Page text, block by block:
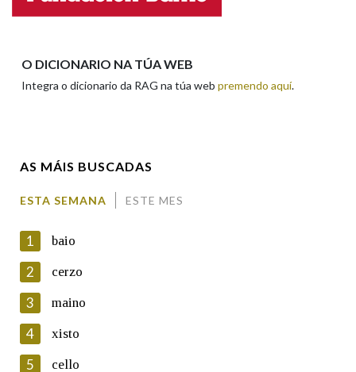
En cumprimento da normativa vixente en materia de
Protección de Datos de Carácter Persoal, a Real Academia
Galega informa a aqueles usuarios que faciliten o seu correo
electrónico, así como calquera outra información de carácter
O DICIONARIO NA TÚA WEB
Integra o dicionario da RAG na túa web premendo aquí.
AS MÁIS BUSCADAS
ESTA SEMANA ESTE MES
1 baio
2 cerzo
3 maino
4 xisto
5 cello